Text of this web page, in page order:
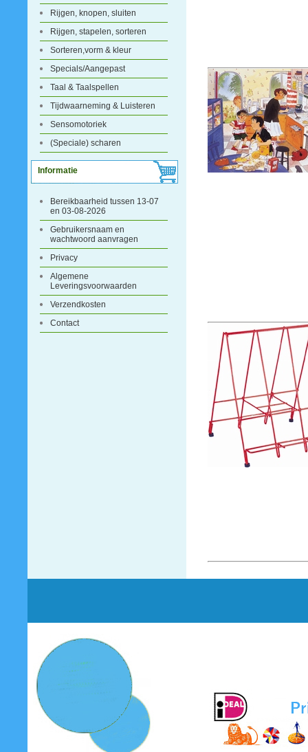
Rijgen, knopen, sluiten
Rijgen, stapelen, sorteren
Sorteren,vorm & kleur
Specials/Aangepast
Taal & Taalspellen
Tijdwaarneming & Luisteren
Sensomotoriek
(Speciale) scharen
Informatie
Bereikbaarheid tussen 13-07
en 03-08-2026
Gebruikersnaam en
wachtwoord aanvragen
Privacy
Algemene
Leveringsvoorwaarden
Verzendkosten
Contact